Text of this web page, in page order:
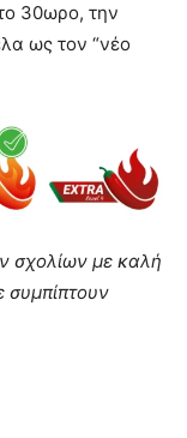
30ωρο, την
ως τον “νέο
σχολίων με καλή
συμπίπτουν